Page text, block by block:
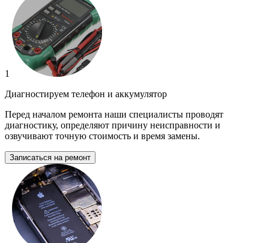
1
Диагностируем телефон и аккумулятор
Перед началом ремонта наши специалисты проводят
диагностику, определяют причину неисправности и
озвучивают точную стоимость и время замены.
Записаться на ремонт